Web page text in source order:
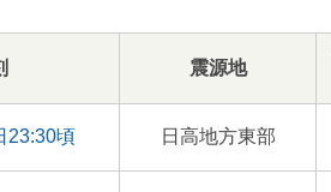
震源地
23:30頃 日高地方東部